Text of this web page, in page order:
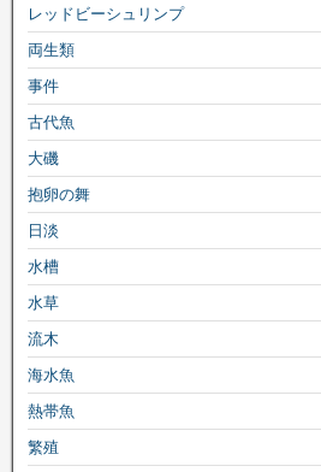
レッドビーシュリンプ
両生類
事件
古代魚
大磯
抱卵の舞
日淡
水槽
水草
流木
海水魚
熱帯魚
繁殖